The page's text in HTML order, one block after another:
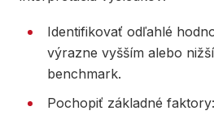
Identifikovať odľahlé
výrazne vyšším alebo
benchmark.
Pochopiť základné